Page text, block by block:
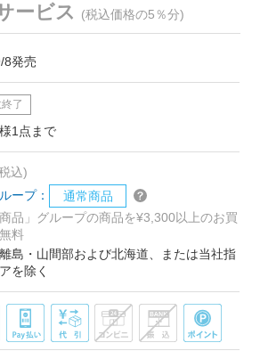
ービス (税込価格の5％分)
8発売
了
1点まで
込)
ープ：
通常商品
商品」グループの商品を¥3,300以上のお買
料
島・山間部および北海道、または当社指
を除く